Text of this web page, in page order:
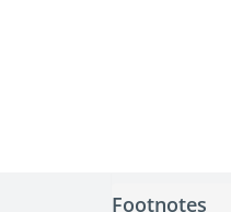
Footnotes